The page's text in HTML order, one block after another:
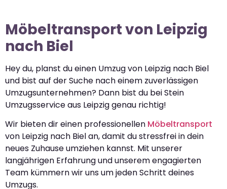
Möbeltransport von Leipzig
nach Biel
Hey du, planst du einen Umzug von Leipzig nach Biel
und bist auf der Suche nach einem zuverlässigen
Umzugsunternehmen? Dann bist du bei Stein
Umzugsservice aus Leipzig genau richtig!
Wir bieten dir einen professionellen Möbeltransport
von Leipzig nach Biel an, damit du stressfrei in dein
neues Zuhause umziehen kannst. Mit unserer
langjährigen Erfahrung und unserem engagierten
Team kümmern wir uns um jeden Schritt deines
Umzugs.